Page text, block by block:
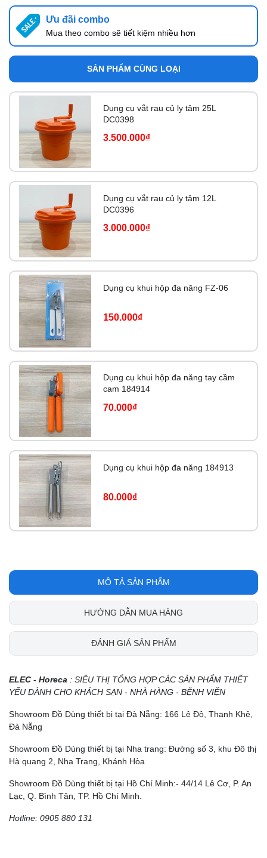
Ưu đãi combo
Mua theo combo sẽ tiết kiệm nhiều hơn
SẢN PHẨM CÙNG LOẠI
Dụng cụ vắt rau củ ly tâm 25L
DC0398
3.500.000₫
Dụng cụ vắt rau củ ly tâm 12L
DC0396
3.000.000₫
Dụng cụ khui hộp đa năng FZ-06
150.000₫
Dụng cụ khui hộp đa năng tay cầm
cam 184914
70.000₫
Dụng cụ khui hộp đa năng 184913
80.000₫
MÔ TẢ SẢN PHẨM
HƯỚNG DẪN MUA HÀNG
ĐÁNH GIÁ SẢN PHẨM
ELEC - Horeca : SIÊU THỊ TỔNG HỢP CÁC SẢN PHẨM THIẾT
YẾU DÀNH CHO KHÁCH SẠN - NHÀ HÀNG - BỆNH VIỆN
Showroom Đồ Dùng thiết bị tại Đà Nẵng: 166 Lê Độ, Thanh Khê,
Đà Nẵng
Showroom Đồ Dùng thiết bị tại Nha trang: Đường số 3, khu Đô thị
Hà quang 2, Nha Trang, Khánh Hòa
Showroom Đồ Dùng thiết bị tại Hồ Chí Minh:- 44/14 Lê Cơ, P. An
Lạc, Q. Bình Tân, TP. Hồ Chí Minh.
Hotline: 0905 880 131